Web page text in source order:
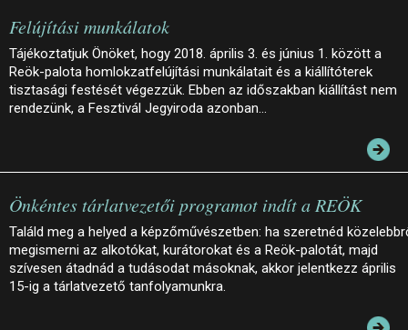
Felújítási munkálatok
Tájékoztatjuk Önöket, hogy 2018. április 3. és június 1. között a
Reök-palota homlokzatfelújítási munkálatait és a kiállítóterek
tisztasági festését végezzük. Ebben az időszakban kiállítást nem
rendezünk, a Fesztivál Jegyiroda azonban…
Önkéntes tárlatvezetői programot indít a REÖK
Találd meg a helyed a képzőművészetben: ha szeretnéd
megismerni az alkotókat, kurátorokat és a Reök-palotát, majd
szívesen átadnád a tudásodat másoknak, akkor jelentkezz április
15-ig a tárlatvezető tanfolyamunkra.